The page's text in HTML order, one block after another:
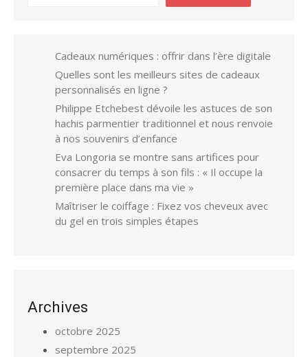
Cadeaux numériques : offrir dans l’ère digitale
Quelles sont les meilleurs sites de cadeaux
personnalisés en ligne ?
Philippe Etchebest dévoile les astuces de son
hachis parmentier traditionnel et nous renvoie
à nos souvenirs d’enfance
Eva Longoria se montre sans artifices pour
consacrer du temps à son fils : « Il occupe la
première place dans ma vie »
Maîtriser le coiffage : Fixez vos cheveux avec
du gel en trois simples étapes
Archives
octobre 2025
septembre 2025